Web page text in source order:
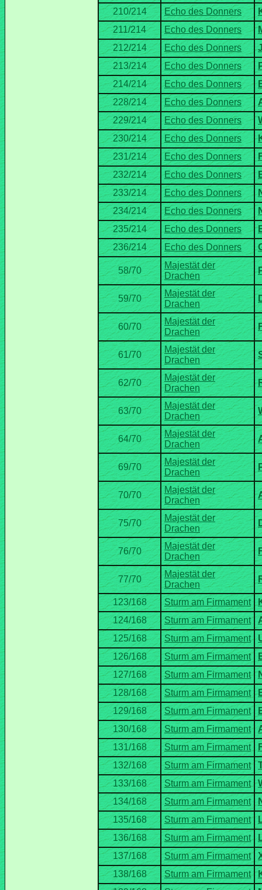
Majestät der
Majestät der
Majestät der
Majestät der
Majestät der
Majestät der
Majestät der
Majestät der
Majestät der
Majestät der
Majestät der
Majestät der